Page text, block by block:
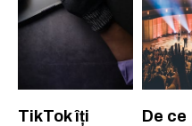
TikTok îți
De ce